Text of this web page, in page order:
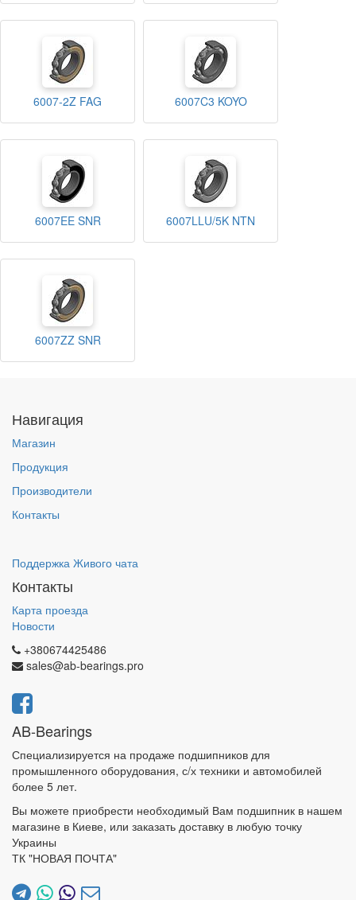
6007-2Z FAG 6007C3 KOYO
6007EE SNR 6007LLU/5K NTN
6007ZZ SNR
Навигация
Магазин
Продукция
Производители
Контакты
Поддержка Живого чата
Контакты
Карта проезда
Новости
+380674425486
sales@ab-bearings.pro
AB-Bearings
Специализируется на продаже подшипников для
промышленного оборудования, с/х техники и автомобилей
более 5 лет.
Вы можете приобрести необходимый Вам подшипник в нашем
магазине в Киеве, или заказать доставку в любую точку
Украины
ТК "НОВАЯ ПОЧТА"